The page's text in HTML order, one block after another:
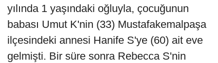
yılında 1 yaşındaki oğluyla, çocuğunun
babası Umut K'nin (33) Mustafakemalpaşa
ilçesindeki annesi Hanife S'ye (60) ait eve
gelmişti. Bir süre sonra Rebecca S'nin